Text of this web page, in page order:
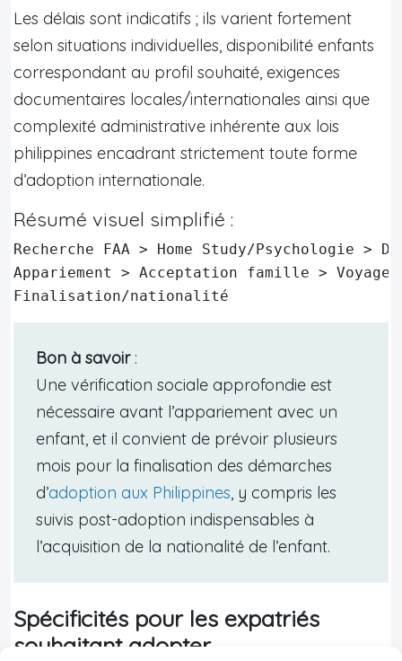
Les délais sont indicatifs ; ils varient fortement
selon situations individuelles, disponibilité enfants
correspondant au profil souhaité, exigences
documentaires locales/internationales ainsi que
complexité administrative inhérente aux lois
philippines encadrant strictement toute forme
d’adoption internationale.
Résumé visuel simplifié :
Recherche FAA > Home Study/Psychologie >
Appariement > Acceptation famille >
Finalisation/nationalité
Bon à savoir:
Une vérification sociale approfondie est
nécessaire avant l’appariement avec un
enfant, et il convient de prévoir plusieurs
mois pour la finalisation des démarches
d’adoption aux Philippines, y compris les
suivis post-adoption indispensables à
l’acquisition de la nationalité de l’enfant.
Spécificités pour les expatriés
souhaitant adopter